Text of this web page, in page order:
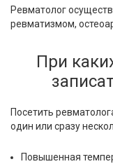
Ревматолог
ревматизмом,
При
Посетить
один или сразу
Повышенная